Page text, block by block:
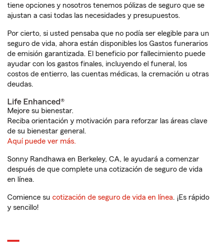
tiene opciones y nosotros tenemos pólizas de seguro que se
ajustan a casi todas las necesidades y presupuestos.
Por cierto, si usted pensaba que no podía ser elegible para un
seguro de vida, ahora están disponibles los Gastos funerarios
de emisión garantizada. El beneficio por fallecimiento puede
ayudar con los gastos finales, incluyendo el funeral, los
costos de entierro, las cuentas médicas, la cremación u otras
deudas.
Life Enhanced®
Mejore su bienestar.
Reciba orientación y motivación para reforzar las áreas clave
de su bienestar general.
Aquí puede ver más.
Sonny Randhawa en Berkeley, CA, le ayudará a comenzar
después de que complete una cotización de seguro de vida
en línea.
Comience su cotización de seguro de vida en línea. ¡Es rápido
y sencillo!